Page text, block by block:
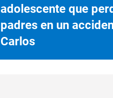
adolescente que
padres en un
Carlos